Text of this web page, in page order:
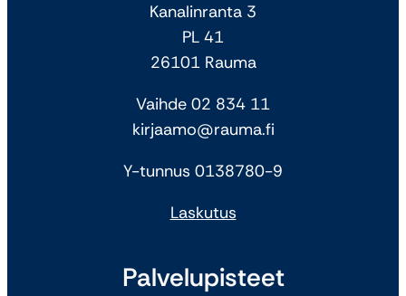
Kanalinranta 3
PL 41
26101 Rauma
Vaihde 02 834 11
kirjaamo@rauma.fi
Y-tunnus 0138780-9
Laskutus
Palvelupisteet